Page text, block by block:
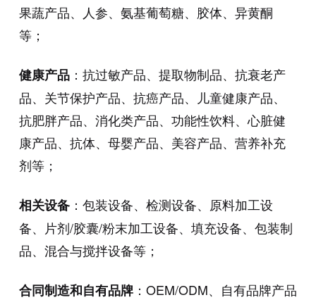
果蔬产品、人参、氨基葡萄糖、胶体、异黄酮
等；
健康产品：抗过敏产品、提取物制品、抗衰老产
品、关节保护产品、抗癌产品、儿童健康产品、
抗肥胖产品、消化类产品、功能性饮料、心脏健
康产品、抗体、母婴产品、美容产品、营养补充
剂等；
相关设备：包装设备、检测设备、原料加工设
备、片剂/胶囊/粉末加工设备、填充设备、包装制
品、混合与搅拌设备等；
合同制造和自有品牌：OEM/ODM、自有品牌产品